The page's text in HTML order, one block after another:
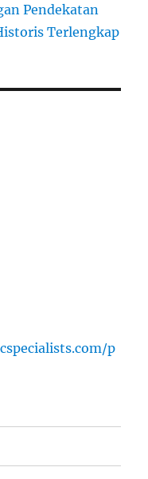
Pendekatan
Terlengkap
p